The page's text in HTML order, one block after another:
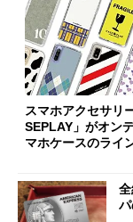
スマホアクセサリ
SEPLAY」がオン
マホケースのライ
パ